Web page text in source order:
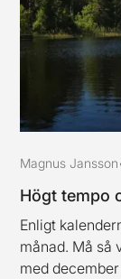
Magnus Jansson
Högt tempo
Enligt
månad. Må så
med